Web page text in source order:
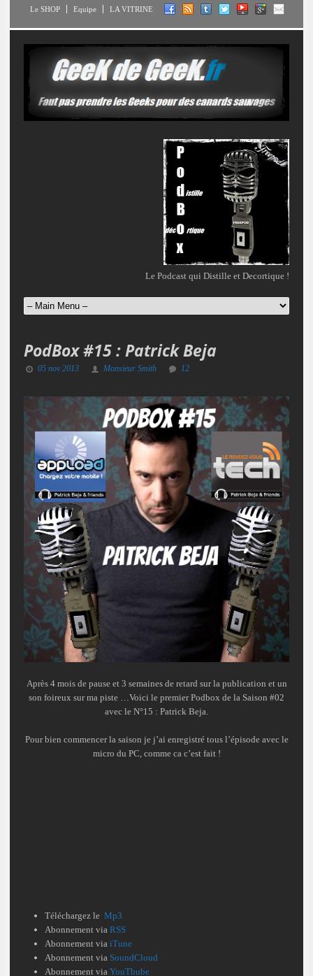
Le SHOP Equipe LA VITRINE
Le Podcast qui Distille et Decortique !
PodBox #15 : Patrick Beja
05 nov 2013 Monsieur Smith 12
Après 4 mois de pause et 3 semaines de retard sur la publication et un
son foireux sur ma piste …Voici le premier Podbox de la Saison #02
avec le N°15 : Patrick Beja.
Pour bien commencer la saison je j’ai enregistré tous l’épisode avec le
micro du PC, comme ca c’est fait !
Téléchargez le Mp3
Abonnement via RSS
Abonnement via iTune
Abonnement via SoundCloud
Abonnement via YouTbube